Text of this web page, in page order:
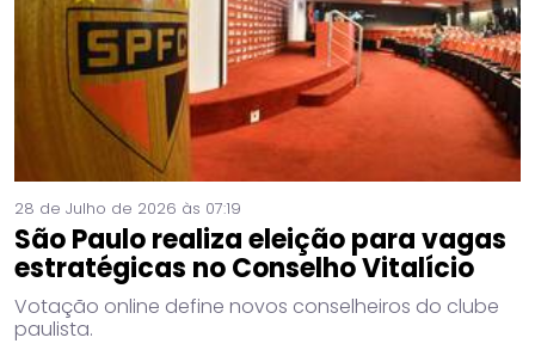
28 de Julho de 2026 às 07:19
São Paulo realiza eleição para vagas
estratégicas no Conselho Vitalício
Votação online define novos conselheiros do clube
paulista.